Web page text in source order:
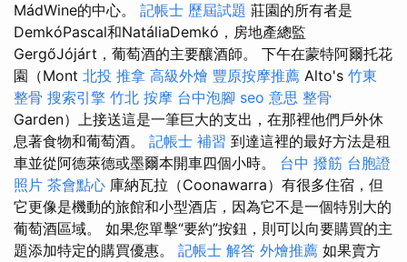
MádWine的中心。 記帳士 歷屆試題 莊園的所有者是
DemkóPascal和NatáliaDemkó，房地產總監
GergőJójárt，葡萄酒的主要釀酒師。 下午在蒙特阿爾托花
園（Mont 北投 推拿 高級外燴 豐原按摩推薦 Alto's 竹東
整骨 搜索引擎 竹北 按摩 台中泡腳 seo 意思 整骨
Garden）上接送這是一筆巨大的支出，在那裡他們戶外休
息著食物和葡萄酒。 記帳士 補習 到達這裡的最好方法是租
車並從阿德萊德或墨爾本開車四個小時。 台中 撥筋 台胞證
照片 茶會點心 庫納瓦拉（Coonawarra）有很多住宿，但
它更像是機動的旅館和小型酒店，因為它不是一個特別大的
葡萄酒區域。 如果您單擊“要約”按鈕，則可以向要購買的主
題添加特定的購買優惠。 記帳士 解答 外燴推薦 如果賣方